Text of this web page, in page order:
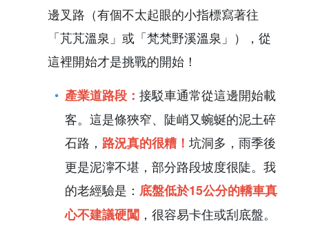
邊叉路（有個不太起眼的小指標寫著往
「芃芃溫泉」或「梵梵野溪溫泉」），從
這裡開始才是挑戰的開始！
產業道路段： 接駁車通常從這邊開始載
客。這是條狹窄、陡峭又蜿蜒的泥土碎
石路， 路況真的很糟！ 坑洞多，雨季後
更是泥濘不堪，部分路段坡度很陡。我
的老經驗是： 底盤低於15公分的轎車真
心不建議硬闖 ，很容易卡住或刮底盤。